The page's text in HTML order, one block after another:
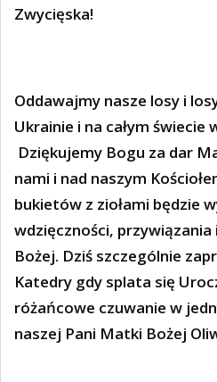
Zwycięska!
Oddawajmy nasze losy i
Ukrainie i na całym świecie
Dziękujemy Bogu za dar
nami i nad naszym
bukietów z ziołami będzie
wdzięczności, przywiązania
Bożej. Dziś szczególnie
Katedry gdy splata się
różańcowe czuwanie w
naszej Pani Matki Bożej